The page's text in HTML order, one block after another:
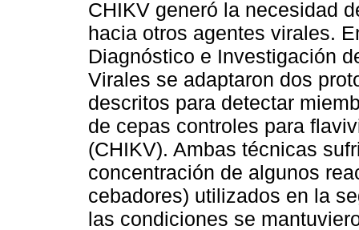
CHIKV generó la necesidad
hacia otros agentes virales.
Diagnóstico e Investigación
Virales se adaptaron dos
descritos para detectar
de cepas controles para
(CHIKV). Ambas técnicas
concentración de algunos
cebadores) utilizados en la
las condiciones se